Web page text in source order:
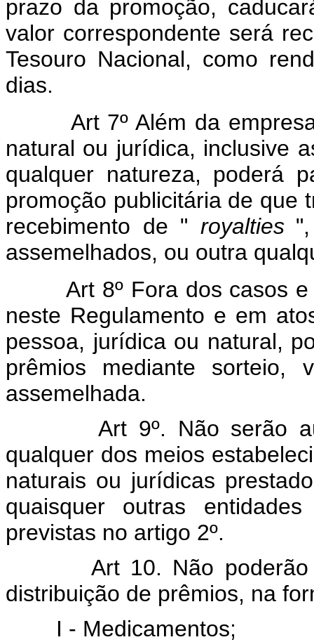
prazo da promoção,
valor correspondente será
Tesouro Nacional, como
dias.
Art 7º Além da empresa
natural ou jurídica, inclusive
qualquer natureza, poderá
promoção publicitária de que
recebimento de " royalties
assemelhados, ou outra
Art 8º Fora dos casos
neste Regulamento e em
pessoa, jurídica ou natural,
prêmios mediante sorteio,
assemelhada.
Art 9º. Não serão
qualquer dos meios
naturais ou jurídicas
quaisquer outras
previstas no artigo 2º.
Art 10. Não poderão
distribuição de prêmios, na
I - Medicamentos;